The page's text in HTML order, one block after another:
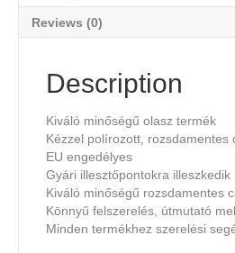
Reviews (0)
Description
Kiváló minőségű olasz termék
Kézzel polírozott, rozsdamentes
EU engedélyes
Gyári illesztőpontokra illeszkedik
Kiváló minőségű rozsdamentes
Könnyű felszerelés, útmutató
Minden termékhez szerelési